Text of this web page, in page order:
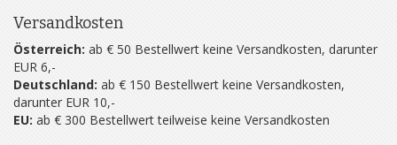
Versandkosten
Österreich: ab € 50 Bestellwert keine Versandkosten, darunter
EUR 6,-
Deutschland: ab € 150 Bestellwert keine Versandkosten,
darunter EUR 10,-
EU: ab € 300 Bestellwert teilweise keine Versandkosten